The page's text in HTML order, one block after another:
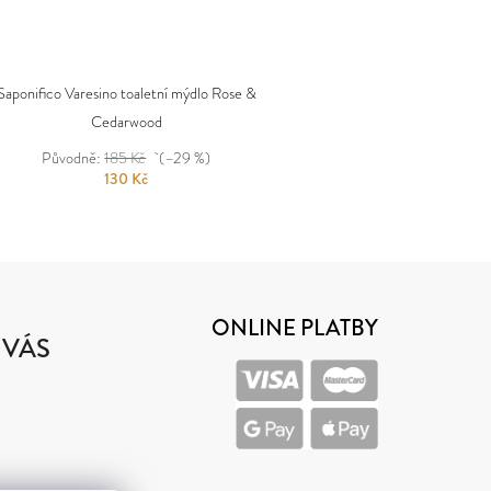
Varesino toaletní mýdlo Rose &
Cedarwood
Původně:185 Kč (–29 %)
130 Kč
ONLINE PLATBY